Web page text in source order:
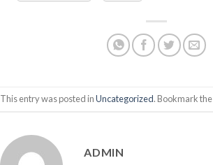
This entry was posted inUncategorized. Bookmark the
ADMIN